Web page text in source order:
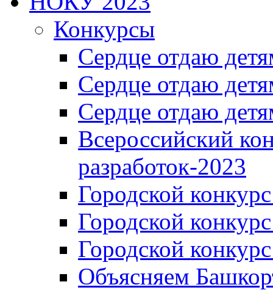
Конкурсы
Сердце отдаю
Сердце отдаю
Сердце отдаю
Всероссийский
разработок-2023
Городской
Городской
Городской
Объясняем